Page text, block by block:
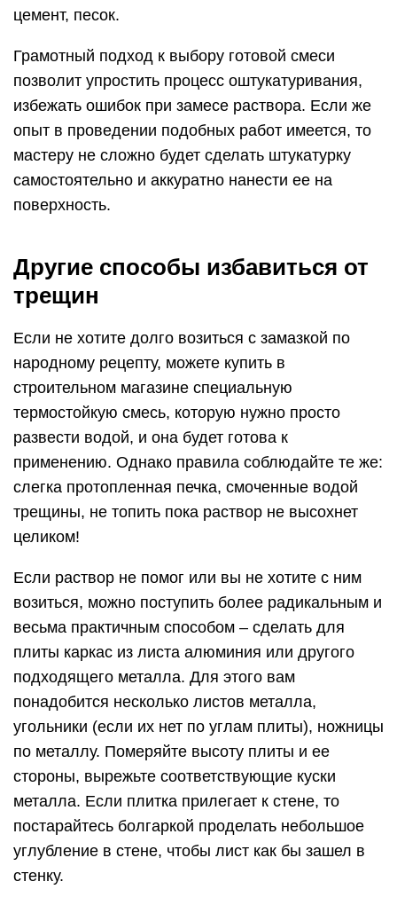
цемент, песок.
Грамотный подход к выбору готовой смеси
позволит упростить процесс оштукатуривания,
избежать ошибок при замесе раствора. Если же
опыт в проведении подобных работ имеется, то
мастеру не сложно будет сделать штукатурку
самостоятельно и аккуратно нанести ее на
поверхность.
Другие способы избавиться от
трещин
Если не хотите долго возиться с замазкой по
народному рецепту, можете купить в
строительном магазине специальную
термостойкую смесь, которую нужно просто
развести водой, и она будет готова к
применению. Однако правила соблюдайте те же:
слегка протопленная печка, смоченные водой
трещины, не топить пока раствор не высохнет
целиком!
Если раствор не помог или вы не хотите с ним
возиться, можно поступить более радикальным и
весьма практичным способом – сделать для
плиты каркас из листа алюминия или другого
подходящего металла. Для этого вам
понадобится несколько листов металла,
угольники (если их нет по углам плиты), ножницы
по металлу. Померяйте высоту плиты и ее
стороны, вырежьте соответствующие куски
металла. Если плитка прилегает к стене, то
постарайтесь болгаркой проделать небольшое
углубление в стене, чтобы лист как бы зашел в
стенку.